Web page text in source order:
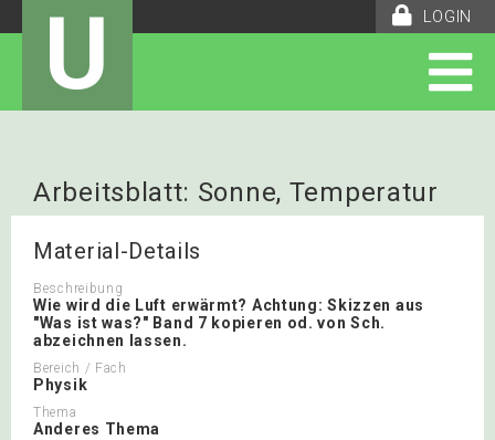
LOGIN
U
Arbeitsblatt: Sonne, Temperatur
Material-Details
Beschreibung
Wie wird die Luft erwärmt? Achtung: Skizzen aus
"Was ist was?" Band 7 kopieren od. von Sch.
abzeichnen lassen.
Bereich / Fach
Physik
Thema
Anderes Thema